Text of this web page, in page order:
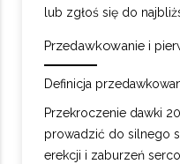
lub zgłoś się do
Przedawkowanie i
Definicja
Przekroczenie dawki
prowadzić do silnego
erekcji i zaburzeń